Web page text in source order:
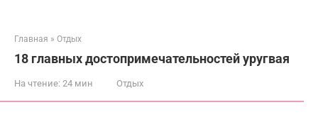
Главная » Отдых
18 главных достопримечательностей уругвая
На чтение: 24 мин Отдых